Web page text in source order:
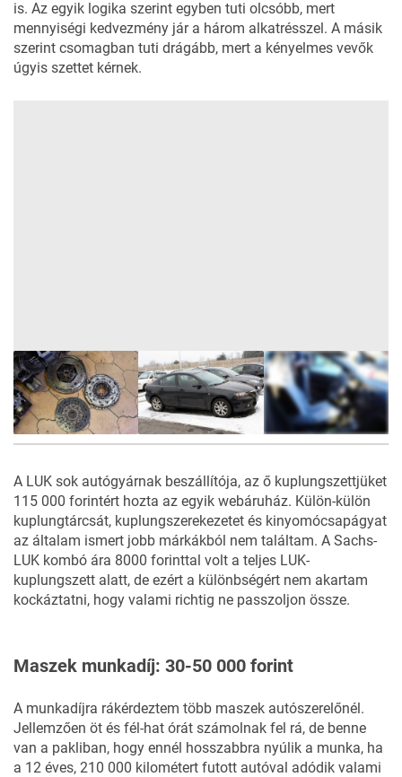
is. Az egyik logika szerint egyben tuti olcsóbb, mert
mennyiségi kedvezmény jár a három alkatrésszel. A másik
szerint csomagban tuti drágább, mert a kényelmes vevők
úgyis szettet kérnek.
A LUK sok autógyárnak beszállítója, az ő kuplungszettjüket
115 000 forintért hozta az egyik webáruház. Külön-külön
kuplungtárcsát, kuplungszerekezetet és kinyomócsapágyat
az általam ismert jobb márkákból nem találtam. A Sachs-
LUK kombó ára 8000 forinttal volt a teljes LUK-
kuplungszett alatt, de ezért a különbségért nem akartam
kockáztatni, hogy valami richtig ne passzoljon össze.
Maszek munkadíj: 30-50 000 forint
A munkadíjra rákérdeztem több maszek autószerelőnél.
Jellemzően öt és fél-hat órát számolnak fel rá, de benne
van a pakliban, hogy ennél hosszabbra nyúlik a munka, ha
a 12 éves, 210 000 kilométert futott autóval adódik valami